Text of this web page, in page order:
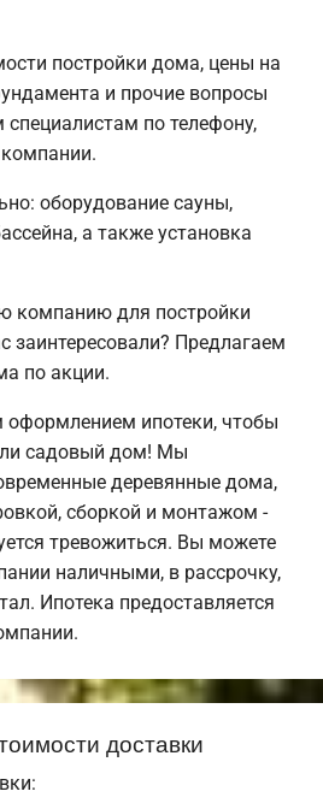
постройки дома, цены на
и прочие вопросы
по телефону,
оборудование сауны,
а также установка
компанию для постройки
Предлагаем
по акции.
ипотеки, чтобы
садовый дом! Мы
деревянные дома,
сборкой и монтажом -
тревожиться. Вы можете
наличными, в рассрочку,
Ипотека предоставляется
доставки